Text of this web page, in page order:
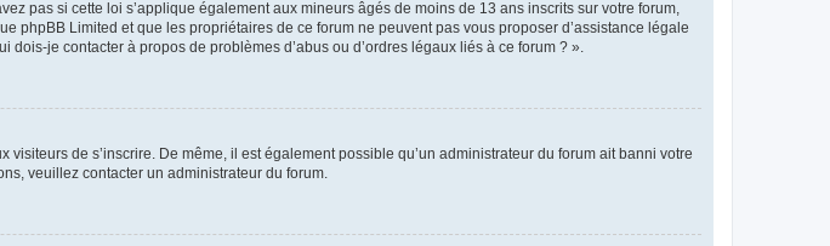
pas si cette loi s’applique également aux mineurs âgés de moins de 13 ans inscrits sur votre forum,
Limited et que les propriétaires de ce forum ne peuvent pas vous proposer d’assistance légale
je contacter à propos de problèmes d’abus ou d’ordres légaux liés à ce forum ? ».
de s’inscrire. De même, il est également possible qu’un administrateur du forum ait banni votre
veuillez contacter un administrateur du forum.